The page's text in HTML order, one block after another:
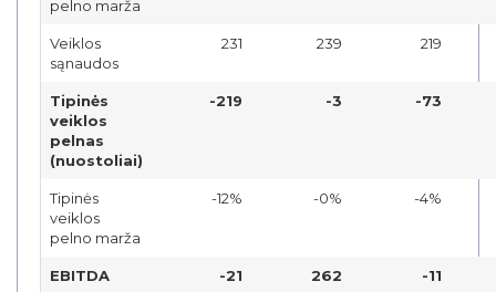
pelno marža
Veiklos
sąnaudos
231 239 219
Tipinės
veiklos
pelnas
(nuostoliai)
-219 -3 -73
Tipinės
veiklos
pelno marža
-12% -0% -4%
EBITDA -21 262 -11